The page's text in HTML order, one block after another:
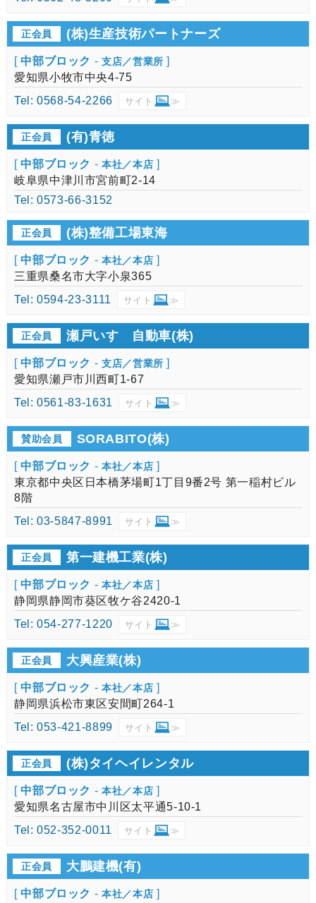
正会員 (株)生産技術パートナーズ
[中部ブロック - 支店／営業所 ]
愛知県小牧市中央4-75
Tel: 0568-54-2266
サイト ≫
正会員 (有)青徳
[中部ブロック - 本社／本店 ]
岐阜県中津川市宮前町2-14
Tel: 0573-66-3152
正会員 (株)整備工場東海
[中部ブロック - 本社／本店 ]
三重県桑名市大字小泉365
Tel: 0594-23-3111
サイト ≫
正会員 瀬戸いすゞ自動車(株)
[中部ブロック - 支店／営業所 ]
愛知県瀬戸市川西町1-67
Tel: 0561-83-1631
サイト ≫
賛助会員 SORABITO(株)
[中部ブロック - 本社／本店 ]
東京都中央区日本橋茅場町1丁目9番2号 第一稲村ビル
8階
Tel: 03-5847-8991
サイト ≫
正会員 第一建機工業(株)
[中部ブロック - 本社／本店 ]
静岡県静岡市葵区牧ケ谷2420-1
Tel: 054-277-1220
サイト ≫
正会員 大興産業(株)
[中部ブロック - 本社／本店 ]
静岡県浜松市東区安間町264-1
Tel: 053-421-8899
サイト ≫
正会員 (株)タイヘイレンタル
[中部ブロック - 本社／本店 ]
愛知県名古屋市中川区太平通5-10-1
Tel: 052-352-0011
サイト ≫
正会員 大鵬建機(有)
[中部ブロック - 本社／本店 ]